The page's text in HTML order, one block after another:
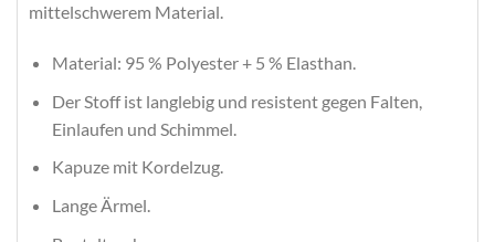
mittelschwerem Material.
Material: 95 % Polyester + 5 % Elasthan.
Der Stoff ist langlebig und resistent gegen Falten,
Einlaufen und Schimmel.
Kapuze mit Kordelzug.
Lange Ärmel.